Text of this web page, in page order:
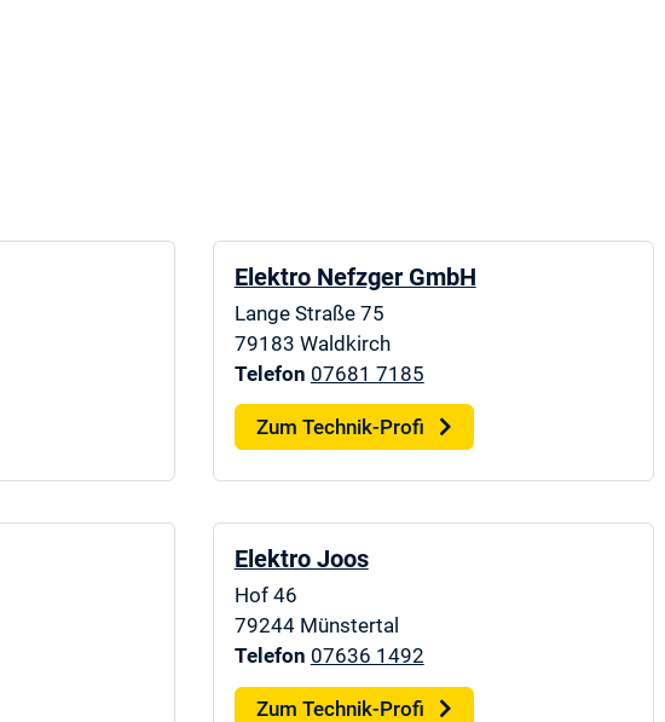
Elektro Nefzger GmbH
Lange Straße 75
79183 Waldkirch
Telefon 07681 7185
Zum Technik-Profi
Elektro Joos
Hof 46
79244 Münstertal
Telefon 07636 1492
Zum Technik-Profi